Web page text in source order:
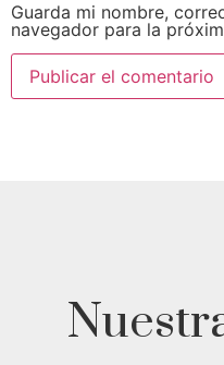
Guarda mi nombre,
navegador para la